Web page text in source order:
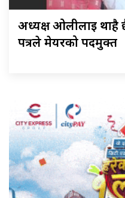
अध्यक्ष ओलीलाई
पत्रले मेयरको पदमुक्त